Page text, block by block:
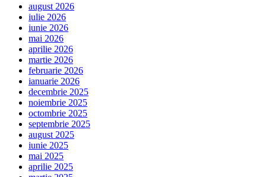
august 2026
iulie 2026
iunie 2026
mai 2026
aprilie 2026
martie 2026
februarie 2026
ianuarie 2026
decembrie 2025
noiembrie 2025
octombrie 2025
septembrie 2025
august 2025
iunie 2025
mai 2025
aprilie 2025